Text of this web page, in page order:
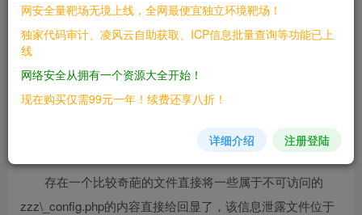
二、漏洞影响
————
Zzzcms 1.75
存在一个比较奇葩的文件直接将一些属于不可访问的
zzz\_config.php的内容直接给回显了，该信息泄露文件位于
网安全量靶场无境上线，全网最便宜独立环境靶场！
独家代码审计、凌风云自助获取、ICP信息批量查询等功能已上
线
网络安全从拥有一个资源大全开始！
现在购买仅需99元一年！续费还享八折！
详细介绍 注册登陆